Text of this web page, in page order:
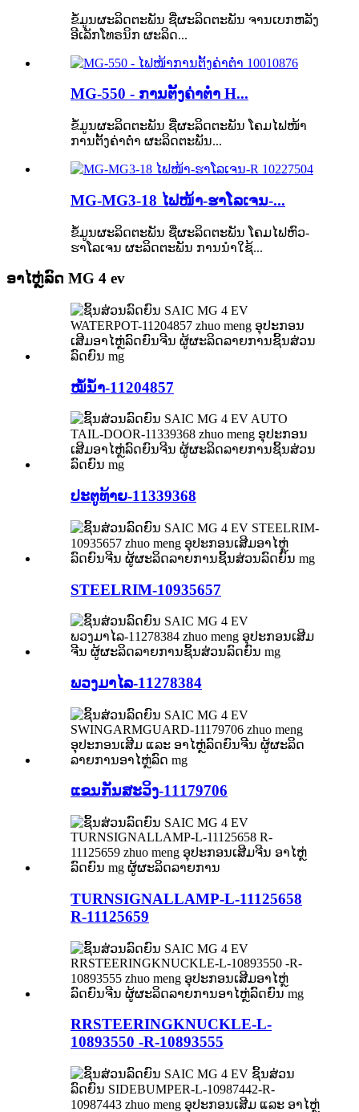
ຂໍ້ມູນຜະລິດຕະພັນ ຊື່ຜະລິດຕະພັນ ຈານເບກຫລັງ
ອີເລັກໂທຣນິກ ຜະລິດ...
MG-550 - ການຕັ້ງຄ່າຕ່ຳ H...
ຂໍ້ມູນຜະລິດຕະພັນ ຊື່ຜະລິດຕະພັນ ໂຄມໄຟໜ້າ
ການຕັ້ງຄ່າຕ່ຳ ຜະລິດຕະພັນ...
MG-MG3-18 ໄຟໜ້າ-ຮາໂລເຈນ-...
ຂໍ້ມູນຜະລິດຕະພັນ ຊື່ຜະລິດຕະພັນ ໂຄມໄຟຫົວ-
ຮາໂລເຈນ ຜະລິດຕະພັນ ການນຳໃຊ້...
ອາໄຫຼ່ລົດ MG 4 ev
ໝໍ້ນ້ຳ-11204857
ປະຕູທ້າຍ-11339368
STEELRIM-10935657
ພວງມາໄລ-11278384
ແຂນກັນສະວິງ-11179706
TURNSIGNALLAMP-L-11125658
R-11125659
RRSTEERINGKNUCKLE-L-
10893550 -R-10893555